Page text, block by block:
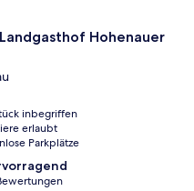
Hohenauer
inbegriffen
erlaubt
Parkplätze